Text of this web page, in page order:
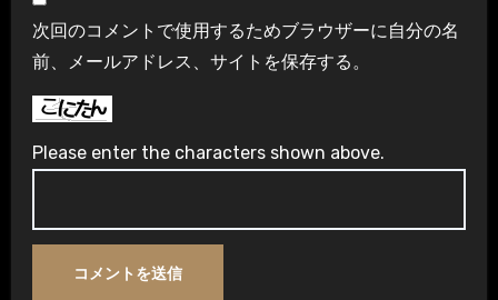
次回のコメントで使用するためブラウザーに自分の名
前、メールアドレス、サイトを保存する。
Please enter the characters shown above.